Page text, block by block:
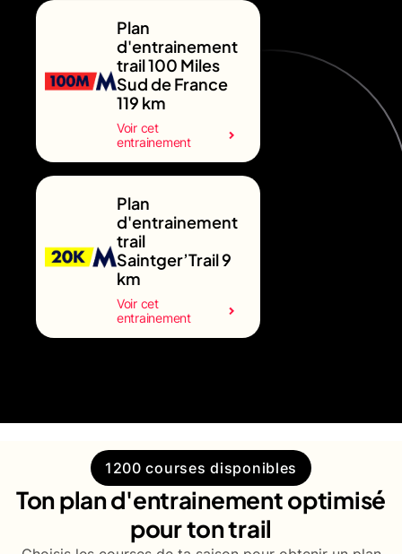
Plan
d'entrainement
trail 100 Miles
Sud de France
119 km
Voir cet
entrainement
Plan
d'entrainement
trail
Saintger’Trail 9
km
Voir cet
entrainement
1200 courses disponibles
Ton plan d'entrainement optimisé
pour ton trail